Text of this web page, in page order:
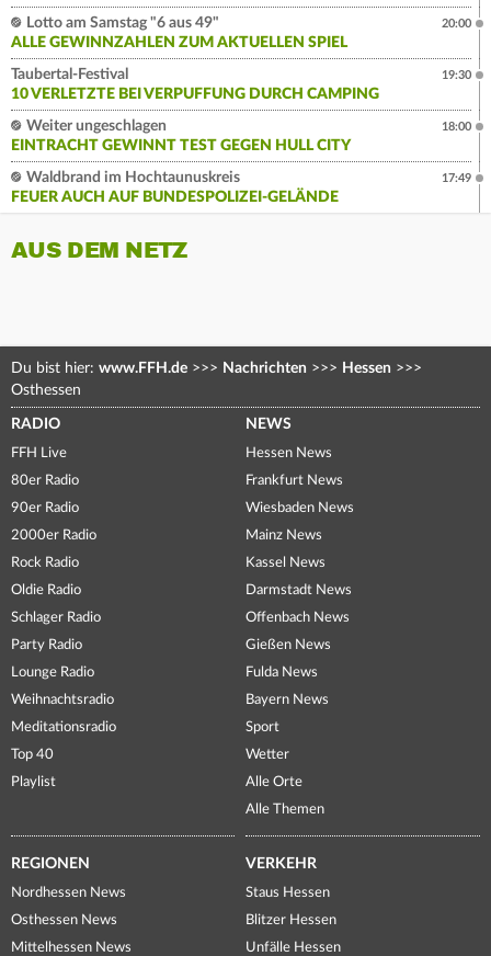
Lotto am Samstag "6 aus 49"
ALLE GEWINNZAHLEN ZUM AKTUELLEN SPIEL
20:00
Taubertal-Festival
10 VERLETZTE BEI VERPUFFUNG DURCH CAMPING
19:30
Weiter ungeschlagen
EINTRACHT GEWINNT TEST GEGEN HULL CITY
18:00
Waldbrand im Hochtaunuskreis
FEUER AUCH AUF BUNDESPOLIZEI-GELÄNDE
17:49
AUS DEM NETZ
Du bist hier: www.FFH.de >>> Nachrichten >>> Hessen >>>
Osthessen
RADIO
FFH Live
80er Radio
90er Radio
2000er Radio
Rock Radio
Oldie Radio
Schlager Radio
Party Radio
Lounge Radio
Weihnachtsradio
Meditationsradio
Top 40
Playlist
NEWS
Hessen News
Frankfurt News
Wiesbaden News
Mainz News
Kassel News
Darmstadt News
Offenbach News
Gießen News
Fulda News
Bayern News
Sport
Wetter
Alle Orte
Alle Themen
REGIONEN
Nordhessen News
Osthessen News
Mittelhessen News
VERKEHR
Staus Hessen
Blitzer Hessen
Unfälle Hessen